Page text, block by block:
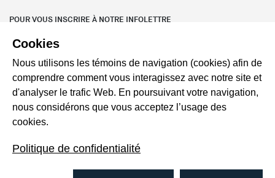
POUR VOUS INSCRIRE À NOTRE INFOLETTRE
LINKEDIN
Cookies
Nous utilisons les témoins de navigation (cookies) afin de
comprendre comment vous interagissez avec notre site et
d'analyser le trafic Web. En poursuivant votre navigation,
nous considérons que vous acceptez l’usage des
cookies.
Politique de confidentialité